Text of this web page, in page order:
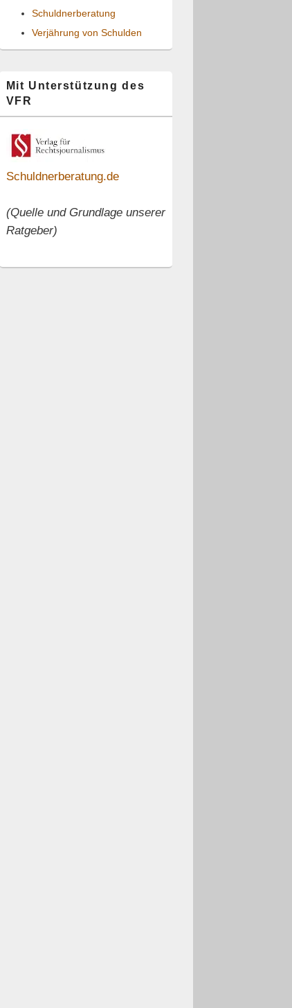
Schuldnerberatung
Verjährung von Schulden
Mit Unterstützung des
VFR
Schuldnerberatung.de
(Quelle und Grundlage unserer
Ratgeber)